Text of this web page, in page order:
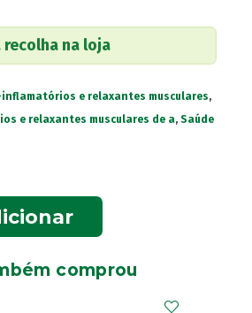
na loja
e relaxantes musculares,
e relaxantes musculares de a, Saúde
comprou